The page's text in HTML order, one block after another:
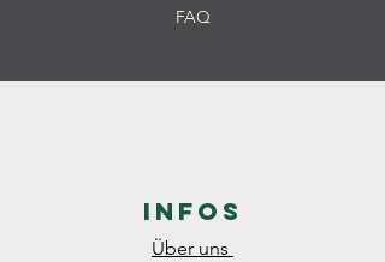
FAQ
Infos
Über uns